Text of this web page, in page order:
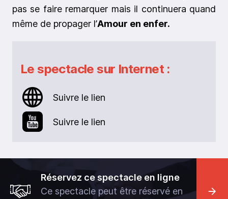
pas se faire remarquer mais il continuera quand
même de propager l’Amour en enfer.
Le spectacle sur Internet :
Suivre le lien
Suivre le lien
Réservez ce spectacle en ligne
Ce spectacle peut être réservé en